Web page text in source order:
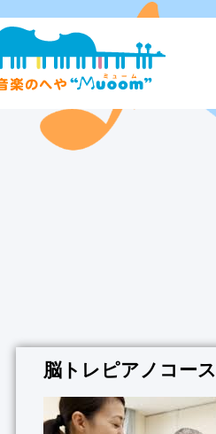
脳トレピアノコース